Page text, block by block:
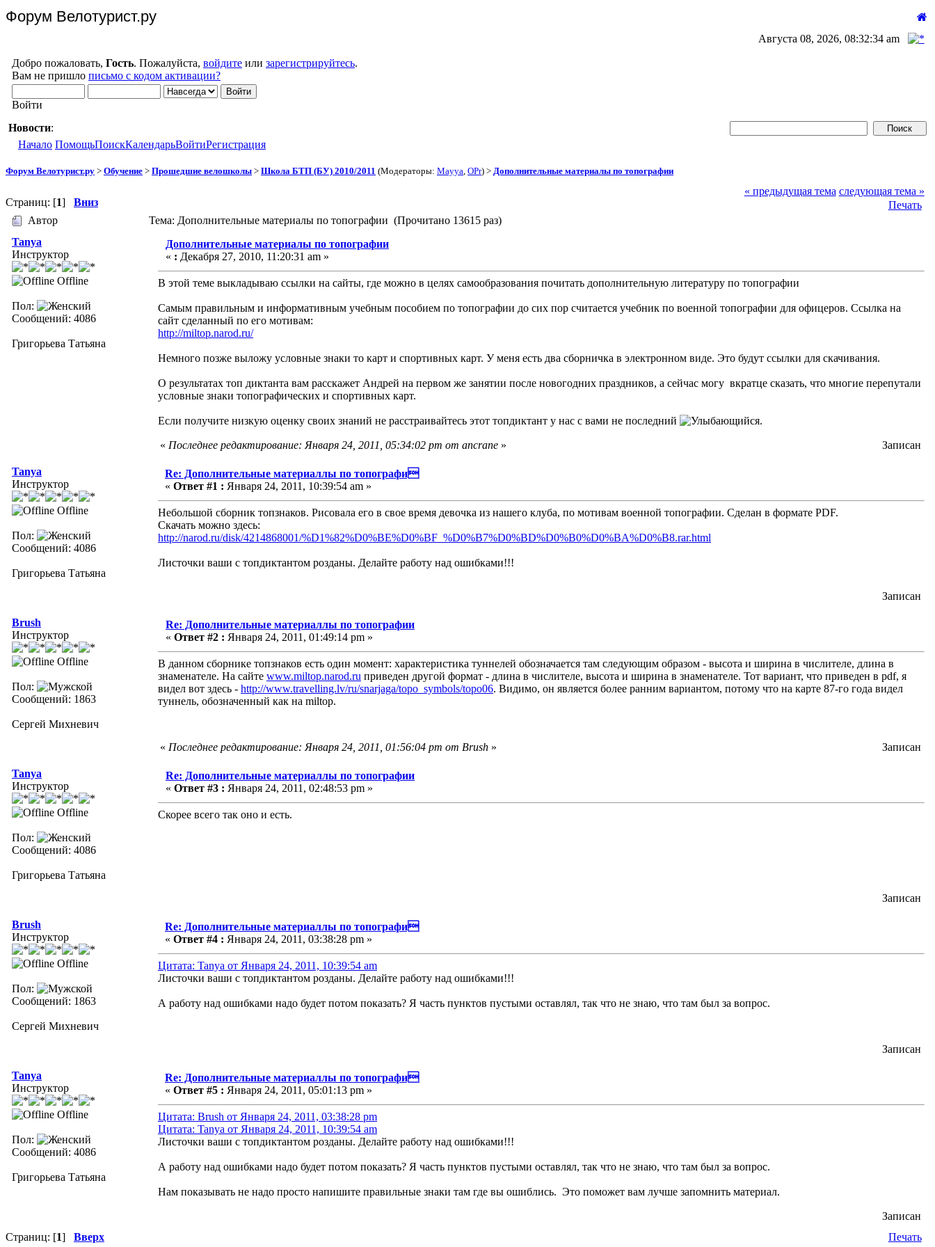
Форум Велотурист.ру
Августа 08, 2026, 08:32:34 am
Добро пожаловать, Гость. Пожалуйста, войдите или зарегистрируйтесь.
Вам не пришло письмо с кодом активации?
Войти
Новости:
Начало ПомощьПоискКалендарьВойтиРегистрация
Форум Велотурист.ру > Обучение > Прошедшие велошколы > Школа БТП (БУ) 2010/2011 (Модераторы: Mayya OPr) > Дополнительные материалы по топографии
Страниц: [1] Вниз
« предыдущая тема следующая тема »
Печать
Автор
Тема: Дополнительные материалы по топографии (Прочитано 13615 раз)
Tanya
Инструктор
Offline
Пол:
Сообщений: 4086
Григорьева Татьяна
Дополнительные материалы по топографии
« : Декабря 27, 2010, 11:20:31 am »
В этой теме выкладываю ссылки на сайты, где можно в целях самообразования почитать дополнительную литературу по топографии
Самым правильным и информативным учебным пособием по топографии до сих пор считается учебник по военной топографии для офицеров. Ссылка на
сайт сделанный по его мотивам:
http://miltop.narod.ru/
Немного позже выложу условные знаки то карт и спортивных карт. У меня есть два сборничка в электронном виде. Это будут ссылки для скачивания.
О результатах топ диктанта вам расскажет Андрей на первом же занятии после новогодних праздников, а сейчас могу вкратце сказать, что многие перепутали
условные знаки топографических и спортивных карт.
Если получите низкую оценку своих знаний не расстраивайтесь этот топдиктант у нас с вами не последний .
« Последнее редактирование: Января 24, 2011, 05:34:02 pm от ancrane » Записан
Tanya
Инструктор
Offline
Пол:
Сообщений: 4086
Григорьева Татьяна
Re: Дополнительные материаллы по топографи
« Ответ #1 : Января 24, 2011, 10:39:54 am »
Небольшой сборник топзнаков. Рисовала его в свое время девочка из нашего клуба, по мотивам военной топографии. Сделан в формате PDF.
Скачать можно здесь:
http://narod.ru/disk/4214868001/%D1%82%D0%BE%D0%BF_%D0%B7%D0%BD%D0%B0%D0%BA%D0%B8.rar.html
Листочки ваши с топдиктантом розданы. Делайте работу над ошибками!!!
Записан
Brush
Инструктор
Offline
Пол:
Сообщений: 1863
Сергей Михневич
Re: Дополнительные материаллы по топографии
« Ответ #2 : Января 24, 2011, 01:49:14 pm »
В данном сборнике топзнаков есть один момент: характеристика туннелей обозначается там следующим образом - высота и ширина в числителе, длина в
знаменателе. На сайте www.miltop.narod.ru приведен другой формат - длина в числителе, высота и ширина в знаменателе. Тот вариант, что приведен в pdf, я
видел вот здесь - http://www.travelling.lv/ru/snarjaga/topo_symbols/topo06. Видимо, он является более ранним вариантом, потому что на карте 87-го года видел
туннель, обозначенный как на miltop.
« Последнее редактирование: Января 24, 2011, 01:56:04 pm от Brush » Записан
Tanya
Инструктор
Offline
Пол:
Сообщений: 4086
Григорьева Татьяна
Re: Дополнительные материаллы по топографии
« Ответ #3 : Января 24, 2011, 02:48:53 pm »
Скорее всего так оно и есть.
Записан
Brush
Инструктор
Offline
Пол:
Сообщений: 1863
Сергей Михневич
Re: Дополнительные материаллы по топографи
« Ответ #4 : Января 24, 2011, 03:38:28 pm »
Цитата: Tanya от Января 24, 2011, 10:39:54 am
Листочки ваши с топдиктантом розданы. Делайте работу над ошибками!!!
А работу над ошибками надо будет потом показать? Я часть пунктов пустыми оставлял, так что не знаю, что там был за вопрос.
Записан
Tanya
Инструктор
Offline
Пол:
Сообщений: 4086
Григорьева Татьяна
Re: Дополнительные материаллы по топографи
« Ответ #5 : Января 24, 2011, 05:01:13 pm »
Цитата: Brush от Января 24, 2011, 03:38:28 pm
Цитата: Tanya от Января 24, 2011, 10:39:54 am
Листочки ваши с топдиктантом розданы. Делайте работу над ошибками!!!
А работу над ошибками надо будет потом показать? Я часть пунктов пустыми оставлял, так что не знаю, что там был за вопрос.
Нам показывать не надо просто напишите правильные знаки там где вы ошиблись. Это поможет вам лучше запомнить материал.
Записан
Страниц: [1] Вверх
Печать